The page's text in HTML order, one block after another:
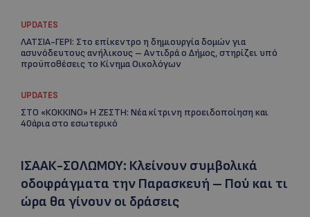
UPDATES
ΛΑΤΣΙΑ-ΓΕΡΙ: Στο επίκεντρο η δημιουργία δομών για
ασυνόδευτους ανήλικους – Αντιδρά ο Δήμος, στηρίζει υπό
προϋποθέσεις το Κίνημα Οικολόγων
UPDATES
ΣΤΟ «ΚΟΚΚΙΝΟ» Η ΖΕΣΤΗ: Νέα κίτρινη προειδοποίηση και
40άρια στο εσωτερικό
ΙΣΑΑΚ-ΣΟΛΩΜΟΥ: Κλείνουν συμβολικά
οδοφράγματα την Παρασκευή – Πού και τι
ώρα θα γίνουν οι δράσεις